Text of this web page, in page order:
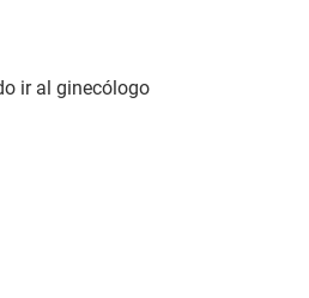
ir al ginecólogo